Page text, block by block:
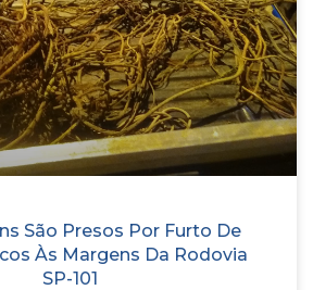
São Presos Por Furto De
Às Margens Da Rodovia
SP-101